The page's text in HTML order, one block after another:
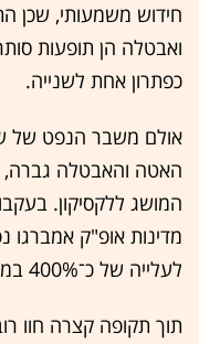
חידוש משמעותי, שכן
ואבטלה הן תופעות
כפתרון אחת לשנייה.
האטה והאבטלה גברה,
המושג ללקסיקון.
מדינות אופ"ק
לעלייה של כ־400% במחירי הנפט.
תוך תקופה קצרה חוו